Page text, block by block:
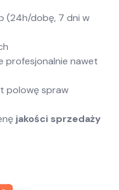
(24h/dobę, 7 dni w
profesjonalnie nawet
polowę spraw
jakości sprzedaży